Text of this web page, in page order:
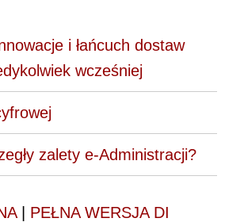
i łańcuch dostaw
wcześniej
zalety e-Administracji?
| PEŁNA WERSJA DI